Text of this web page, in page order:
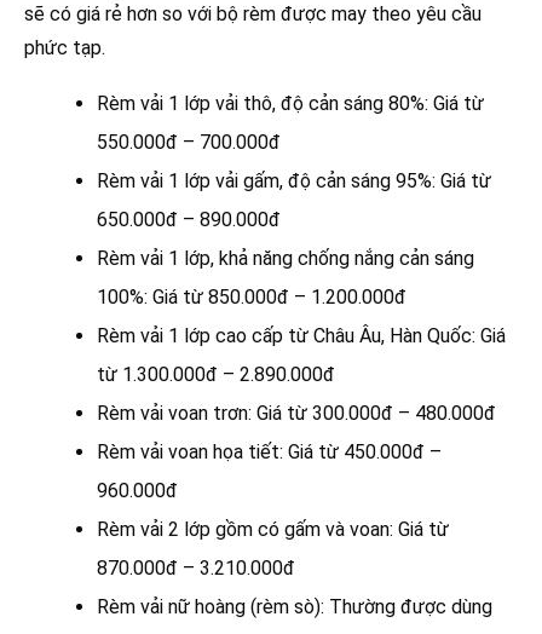
sẽ có giá rẻ hơn so với bộ rèm được may theo yêu cầu
phức tạp.
Rèm vải 1 lớp vải thô, độ cản sáng 80%: Giá từ
550.000đ – 700.000đ
Rèm vải 1 lớp vải gấm, độ cản sáng 95%: Giá từ
650.000đ – 890.000đ
Rèm vải 1 lớp, khả năng chống nắng cản sáng
100%: Giá từ 850.000đ – 1.200.000đ
Rèm vải 1 lớp cao cấp từ Châu Âu, Hàn Quốc: Giá
từ 1.300.000đ – 2.890.000đ
Rèm vải voan trơn: Giá từ 300.000đ – 480.000đ
Rèm vải voan họa tiết: Giá từ 450.000đ –
960.000đ
Rèm vải 2 lớp gồm có gấm và voan: Giá từ
870.000đ – 3.210.000đ
Rèm vải nữ hoàng (rèm sò): Thường được dùng